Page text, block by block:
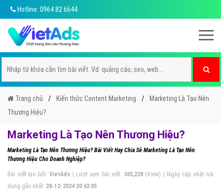
Hotline: 0964 82 6644
Trang chủ Kiến thức Content Marketing
Marketing Là Tạo Nên
Thương Hiệu?
Marketing Là Tạo Nên Thương Hiệu?
Marketing Là Tạo Nên Thương Hiệu? Bài Viết Hay Chia Sẻ Marketing Là Tạo Nên
Thương Hiệu Cho Doanh Nghiệp?
Bài viết tạo bởi:VietAds | Lượt xem bài viết: 365,228(View) | Ngày cập nhật nội
dung gần nhất: 28-12-2024 20:42:05